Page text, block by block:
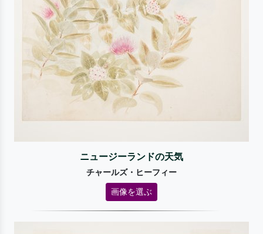
ニュージーランドの天気
チャールズ・ヒーフィー
画像を選ぶ